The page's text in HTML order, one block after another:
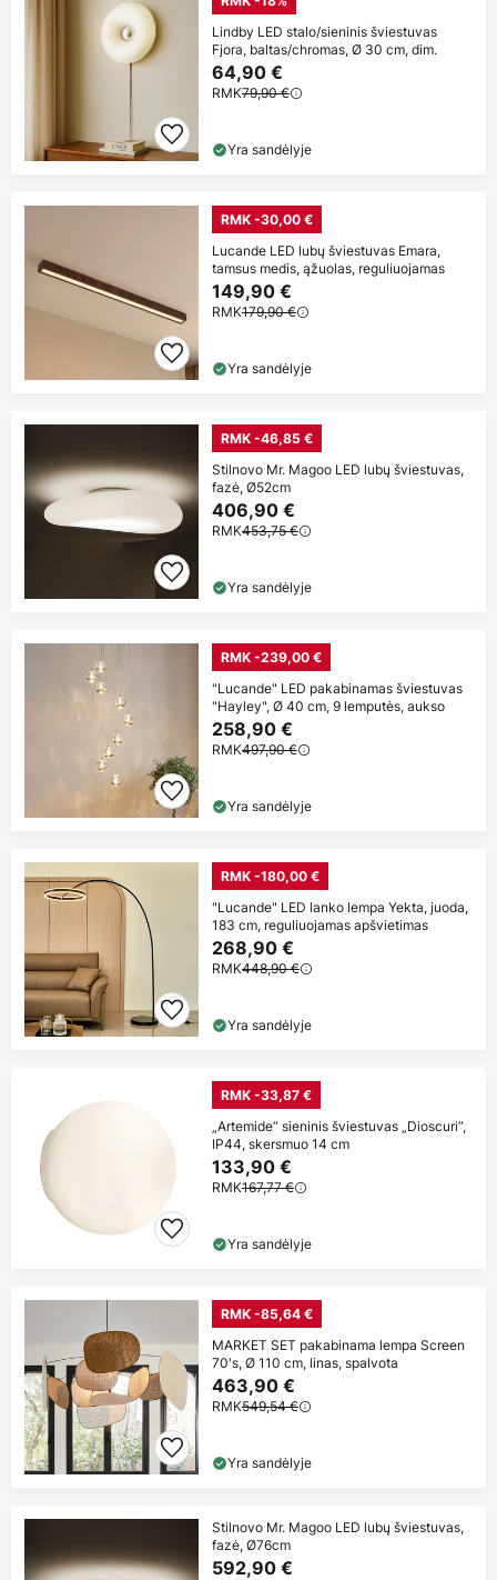
Lindby LED stalo/sieninis šviestuvas
Fjora, baltas/chromas, Ø 30 cm, dim.
64,90 €
RMK79,90 €
Yra sandėlyje
RMK -30,00 €
Lucande LED lubų šviestuvas Emara,
tamsus medis, ąžuolas, reguliuojamas
149,90 €
RMK179,90 €
Yra sandėlyje
RMK -46,85 €
Stilnovo Mr. Magoo LED lubų šviestuvas,
fazė, Ø52cm
406,90 €
RMK453,75 €
Yra sandėlyje
RMK -239,00 €
"Lucande" LED pakabinamas šviestuvas
"Hayley", Ø 40 cm, 9 lemputės, aukso
258,90 €
RMK497,90 €
Yra sandėlyje
RMK -180,00 €
"Lucande" LED lanko lempa Yekta, juoda,
183 cm, reguliuojamas apšvietimas
268,90 €
RMK448,90 €
Yra sandėlyje
RMK -33,87 €
„Artemide“ sieninis šviestuvas „Dioscuri“,
IP44, skersmuo 14 cm
133,90 €
RMK167,77 €
Yra sandėlyje
RMK -85,64 €
MARKET SET pakabinama lempa Screen
70's, Ø 110 cm, linas, spalvota
463,90 €
RMK549,54 €
Yra sandėlyje
Stilnovo Mr. Magoo LED lubų šviestuvas,
fazė, Ø76cm
592,90 €